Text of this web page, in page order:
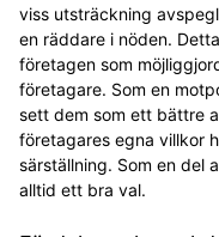
viss utsträckning
en räddare i nöden.
företagen som
företagare. Som en
sett dem som ett bättre
företagares egna villkor
särställning. Som en del
alltid ett bra val.